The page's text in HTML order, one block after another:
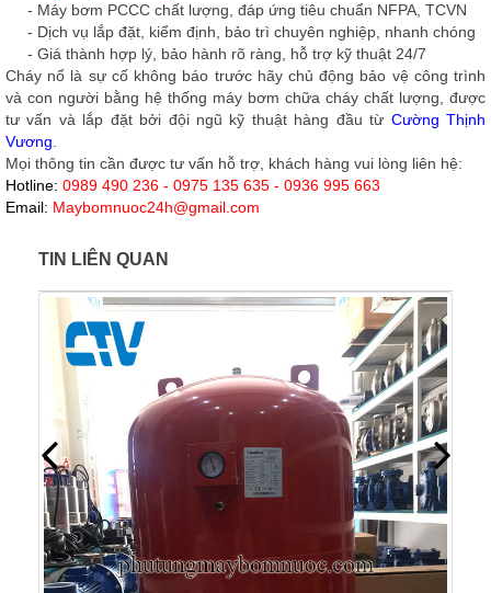
- Máy bơm PCCC chất lượng, đáp ứng tiêu chuẩn NFPA, TCVN
- Dịch vụ lắp đặt, kiểm định, bảo trì chuyên nghiệp, nhanh chóng
- Giá thành hợp lý, bảo hành rõ ràng, hỗ trợ kỹ thuật 24/7
Cháy nổ là sự cố không báo trước hãy chủ động bảo vệ công trình
và con người bằng hệ thống máy bơm chữa cháy chất lượng, được
tư vấn và lắp đặt bởi đội ngũ kỹ thuật hàng đầu từ Cường Thịnh
Vương.
Mọi thông tin cần được tư vấn hỗ trợ, khách hàng vui lòng liên hệ:
Hotline: 0989 490 236 - 0975 135 635 - 0936 995 663
Email: Maybomnuoc24h@gmail.com
TIN LIÊN QUAN